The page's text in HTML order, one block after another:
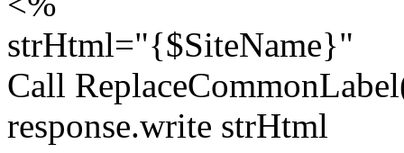
strHtml="{$SiteName}"
Call
response.write strHtml